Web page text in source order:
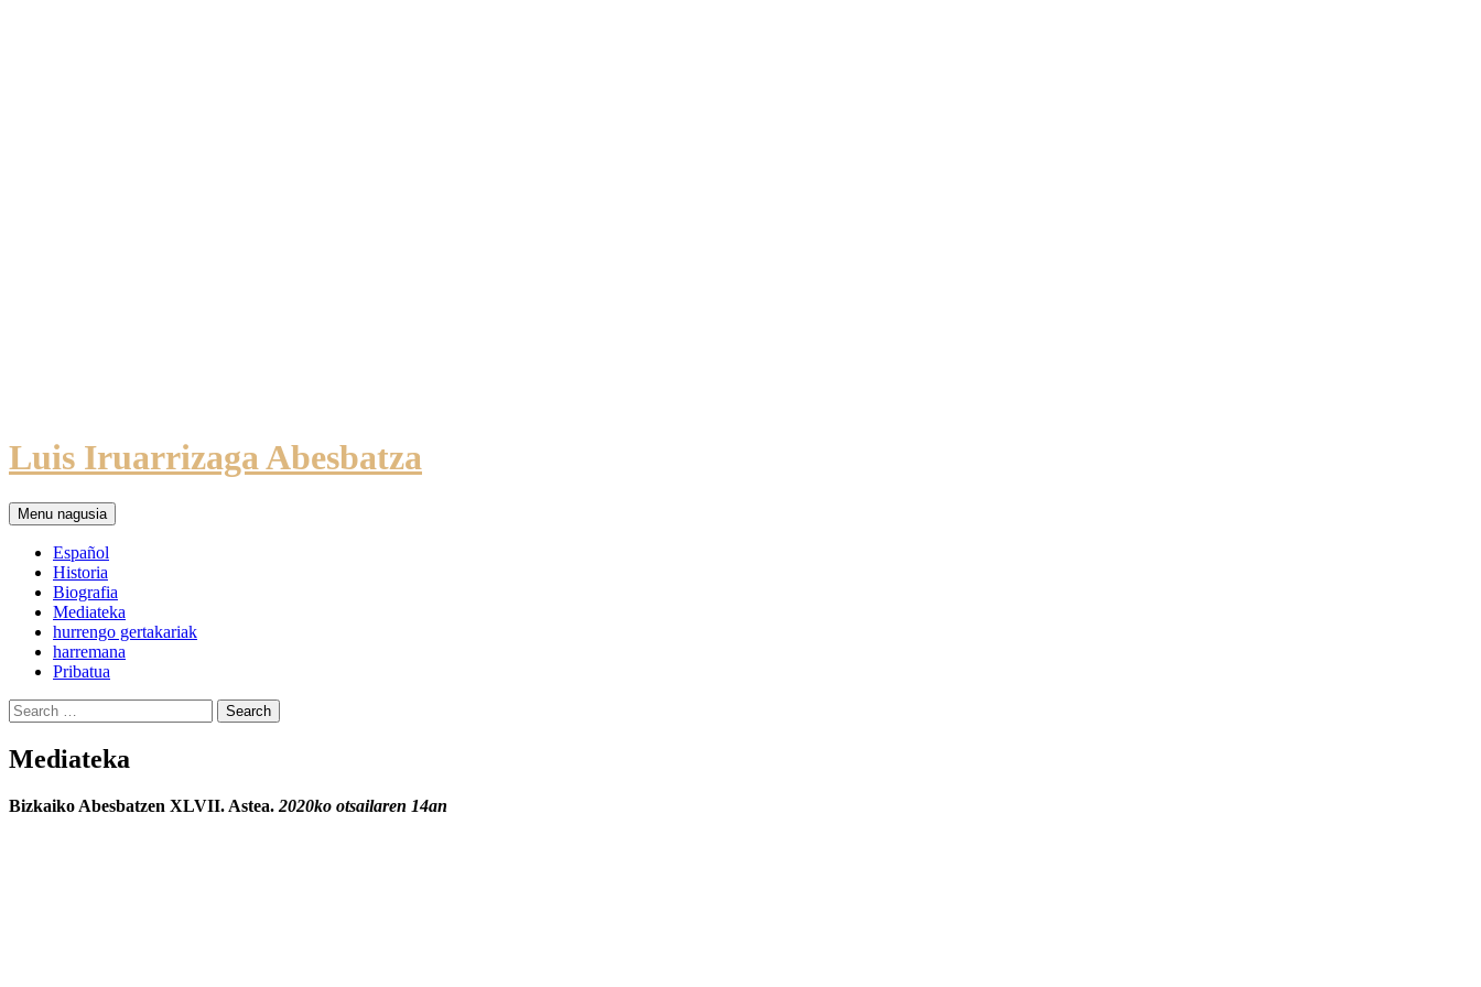
Luis Iruarrizaga Abesbatza
Bilatu
Menu nagusia Edukira
salto
Español
Historia
Biografia
Mediateka
hurrengo gertakariak
harremana
Pribatua
Search
for:
Mediateka
Bizkaiko Abesbatzen XLVII. Astea. 2020ko otsailaren 14an